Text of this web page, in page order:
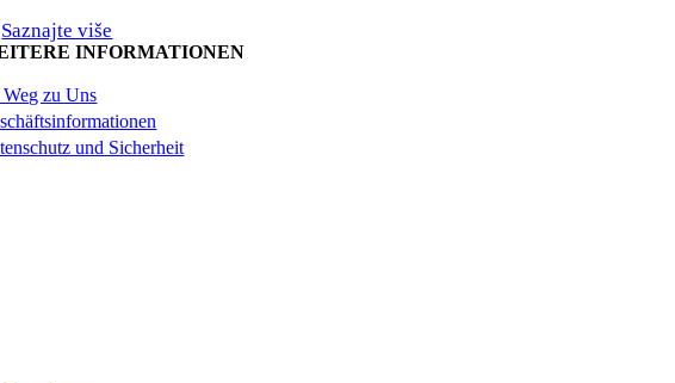
Saznajte više
INFORMATIONEN
zu Uns
und Sicherheit